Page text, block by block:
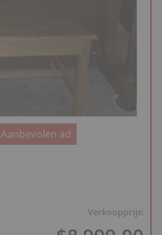
Verkoopprijs:
Aanbevolen ad